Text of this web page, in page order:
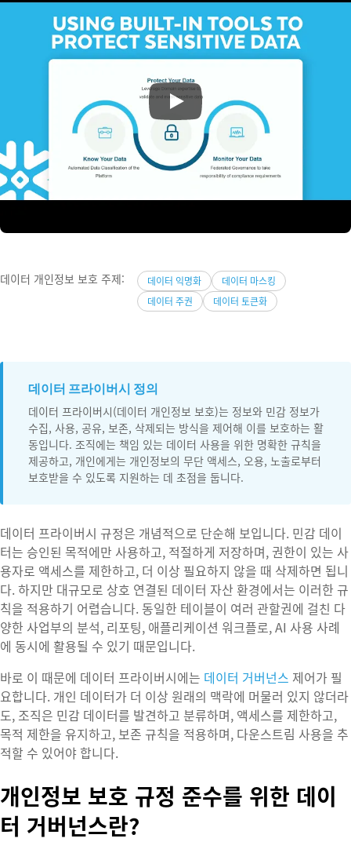
데이터 개인정보 보호 주제: 데이터 익명화
데이터 마스킹
데이터 주권
데이터 토큰화
데이터 프라이버시 정의
데이터 프라이버시(데이터 개인정보 보호)는 정보와 민감 정보가
수집, 사용, 공유, 보존, 삭제되는 방식을 제어해 이를 보호하는 활
동입니다. 조직에는 책임 있는 데이터 사용을 위한 명확한 규칙을
제공하고, 개인에게는 개인정보의 무단 액세스, 오용, 노출로부터
보호받을 수 있도록 지원하는 데 초점을 둡니다.
데이터 프라이버시 규정은 개념적으로 단순해 보입니다. 민감 데이
터는 승인된 목적에만 사용하고, 적절하게 저장하며, 권한이 있는 사
용자로 액세스를 제한하고, 더 이상 필요하지 않을 때 삭제하면 됩니
다. 하지만 대규모로 상호 연결된 데이터 자산 환경에서는 이러한 규
칙을 적용하기 어렵습니다. 동일한 테이블이 여러 관할권에 걸친 다
양한 사업부의 분석, 리포팅, 애플리케이션 워크플로, AI 사용 사례
에 동시에 활용될 수 있기 때문입니다.
바로 이 때문에 데이터 프라이버시에는 데이터 거버넌스 제어가 필
요합니다. 개인 데이터가 더 이상 원래의 맥락에 머물러 있지 않더라
도, 조직은 민감 데이터를 발견하고 분류하며, 액세스를 제한하고,
목적 제한을 유지하고, 보존 규칙을 적용하며, 다운스트림 사용을 추
적할 수 있어야 합니다.
개인정보 보호 규정 준수를 위한 데이
터 거버넌스란?